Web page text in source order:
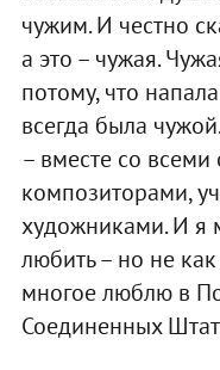
чужим. И честно
а это – чужая.
потому, что
всегда была
– вместе со
композиторами,
художниками. И я
любить – но не
многое люблю в
Соединенных